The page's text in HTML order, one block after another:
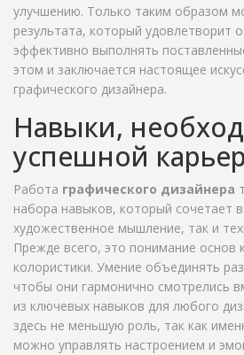
улучшению. Только таким образом
результата, который удовлетворит
эффективно выполнять
этом и заключается настоящее
графического дизайнера.
Навыки,
успешной
Работа графического дизайнера
набора навыков, который сочетает
художественное мышление, так и
Прежде всего, это понимание основ
колористики. Умение объединять
чтобы они гармонично смотрелись
из ключевых навыков для любого
здесь не меньшую роль, так как
можно управлять настроением и